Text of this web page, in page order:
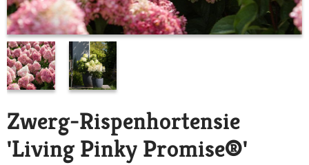
Zwerg-Rispenhortensie
'Living Pinky Promise®'